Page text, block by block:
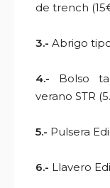
de trench
3.- Abrigo
4.- Bolso
verano STR
5.- Pulsera
6.- Llavero